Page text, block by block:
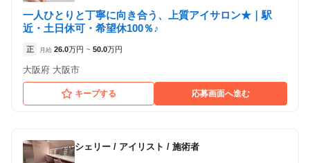
一人ひとりと丁寧に向き合う、上質アイサロン★｜駅
近・土日休可・希望休100％♪
正 月給 26.0万円 ~ 50.0万円
大阪府 大阪市
キープする 応募画面へ進む
シェリー / アイリスト / 施術者